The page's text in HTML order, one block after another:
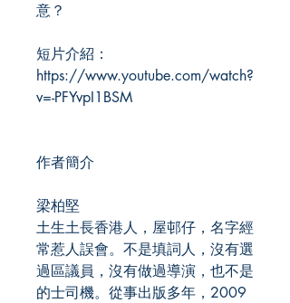
意？
短片介紹：
https://www.youtube.com/watch?
v=-PFYvpI1BSM
作者簡介
梁柏堅
土生土長香港人，屋邨仔，名字經
常惹人誤會。不是填詞人，沒有選
過區議員，沒有做過導演，也不是
的士司機。從事出版多年，2009